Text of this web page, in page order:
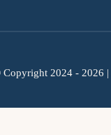
2024 - 2026 |